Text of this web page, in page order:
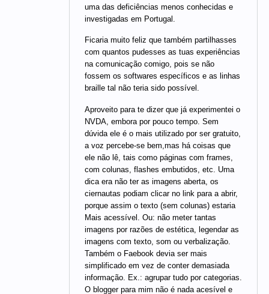
uma das deficiências menos conhecidas e
investigadas em Portugal.
Ficaria muito feliz que também partilhasses
com quantos pudesses as tuas experiências
na comunicação comigo, pois se não
fossem os softwares específicos e as linhas
braille tal não teria sido possível.
Aproveito para te dizer que já experimentei o
NVDA, embora por pouco tempo. Sem
dúvida ele é o mais utilizado por ser gratuito,
a voz percebe-se bem,mas há coisas que
ele não lê, tais como páginas com frames,
com colunas, flashes embutidos, etc. Uma
dica era não ter as imagens aberta, os
ciernautas podiam clicar no link para a abrir,
porque assim o texto (sem colunas) estaria
Mais acessível. Ou: não meter tantas
imagens por razões de estética, legendar as
imagens com texto, som ou verbalização.
Também o Faebook devia ser mais
simplificado em vez de conter demasiada
informação. Ex.: agrupar tudo por categorias.
O blogger para mim não é nada acesível e